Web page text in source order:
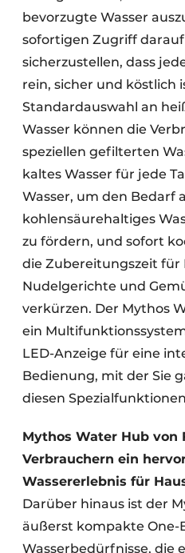
bevorzugte Wasser
sofortigen Zugriff
sicherzustellen, dass
rein, sicher und köstlich
Standardauswahl an
Wasser können die
speziellen gefilterten
kaltes Wasser für jede
Wasser, um den Bedarf
kohlensäurehaltiges
zu fördern, und sofort
die Zubereitungszeit für
Nudelgerichte und
verkürzen. Der Mythos
ein
LED-Anzeige für eine
Bedienung, mit der Sie
diesen
Mythos Water Hub von
Verbrauchern ein
Wassererlebnis für
Darüber hinaus ist der
äußerst kompakte One-
Wasserbedürfnisse, die